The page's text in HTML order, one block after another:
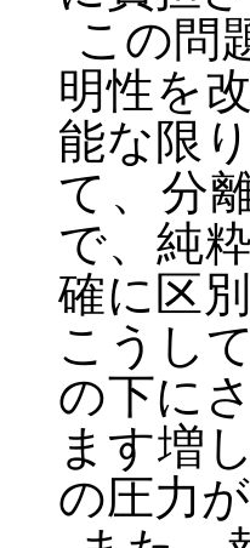
この問
明性を
能な限
て、分
で、純
確に区
こうし
の下に
ます増
の圧力